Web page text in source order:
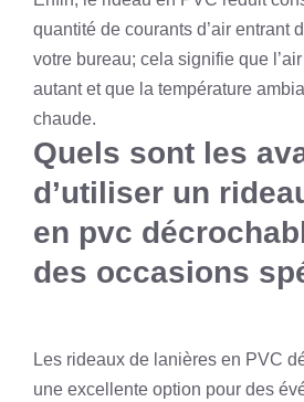
quantité de courants d’air entrant
votre bureau; cela signifie que
autant et que la température
chaude.
Quels sont les
d’utiliser un
en pvc
des occasions
Les rideaux de lanières en PVC
une excellente option pour des